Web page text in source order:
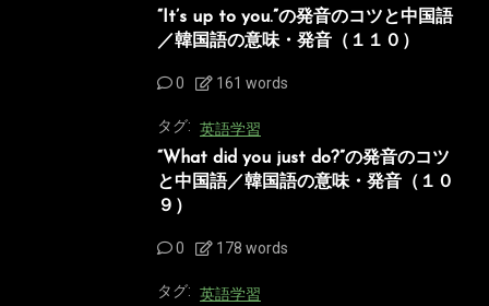
“It’s up to you.”の発音のコツと中国語
／韓国語の意味・発音（１１０）
0 161 words
タグ: 英語学習
“What did you just do?”の発音のコツ
と中国語／韓国語の意味・発音（１０
９）
0 178 words
タグ: 英語学習